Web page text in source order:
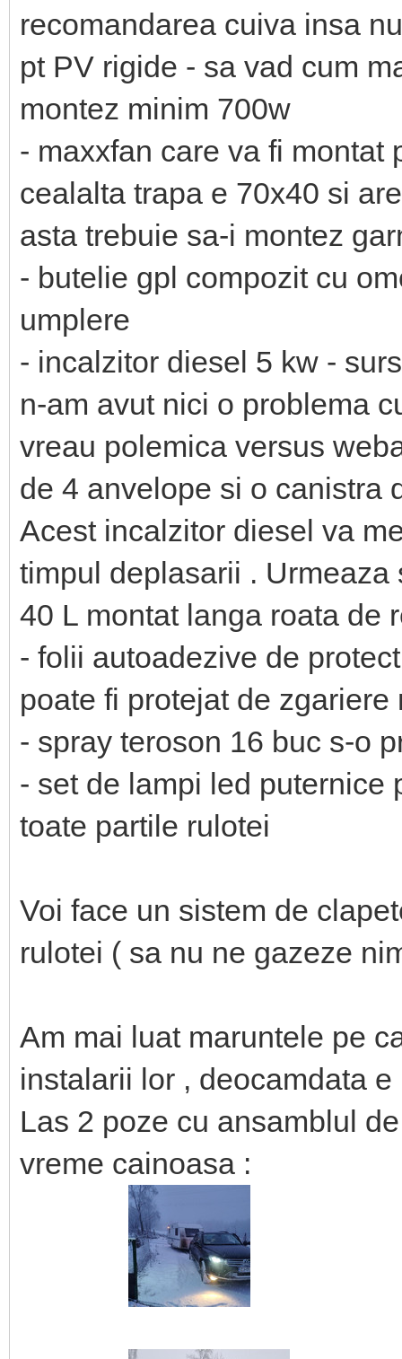
recomandarea cuiva insa
pt PV rigide - sa vad cum
montez minim 700w
- maxxfan care va fi montat
cealalta trapa e 70x40 si
asta trebuie sa-i montez
- butelie gpl compozit cu
umplere
- incalzitor diesel 5 kw -
n-am avut nici o problema
vreau polemica versus
de 4 anvelope si o canistra
Acest incalzitor diesel va
timpul deplasarii .
40 L montat langa roata de
- folii autoadezive de
poate fi protejat de
- spray teroson 16 buc s-o
- set de lampi led puternice
toate partile rulotei
Voi face un sistem de
rulotei ( sa nu ne gazeze
Am mai luat maruntele pe
instalarii lor , deocamdata
Las 2 poze cu ansamblul
vreme cainoasa :